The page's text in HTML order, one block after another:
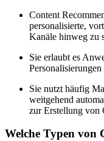
Content
personalisierte,
Kanäle hinweg zu
Sie erlaubt es
Personalisierungen
Sie nutzt häufig
weitgehend
zur Erstellung von
Welche Typen von